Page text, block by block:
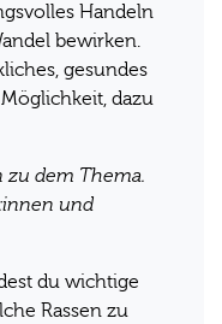
Handeln
bewirken.
gesundes
dazu
zu dem Thema.
und
du wichtige
Rassen zu